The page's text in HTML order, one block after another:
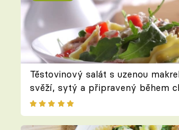
Těstovinový salát s uzenou
svěží, sytý a připravený během